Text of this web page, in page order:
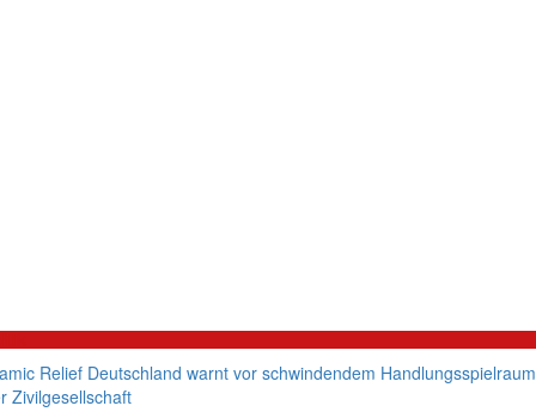
Relief Deutschland warnt vor schwindendem Handlungsspielraum
Zivilgesellschaft